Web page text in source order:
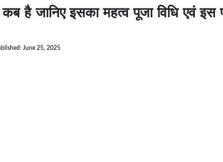
जानिए इसका महत्व पूजा विधि एवं इस
June 25, 2025